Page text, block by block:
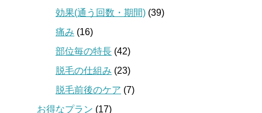
効果(通う回数・期間) (39)
痛み (16)
部位毎の特長 (42)
脱毛の仕組み (23)
脱毛前後のケア (7)
お得なプラン (17)